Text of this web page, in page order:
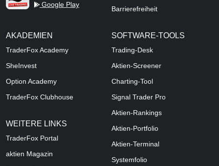
Google Play
Barrierefreiheit
AKADEMIEN
TraderFox Academy
SheInvest
Option Academy
TraderFox Clubhouse
WEITERE LINKS
TraderFox Portal
aktien Magazin
SOFTWARE-TOOLS
Trading-Desk
Aktien-Screener
Charting-Tool
Signal Trader Pro
Aktien-Rankings
Aktien-Portfolio
Aktien-Terminal
Systemfolio